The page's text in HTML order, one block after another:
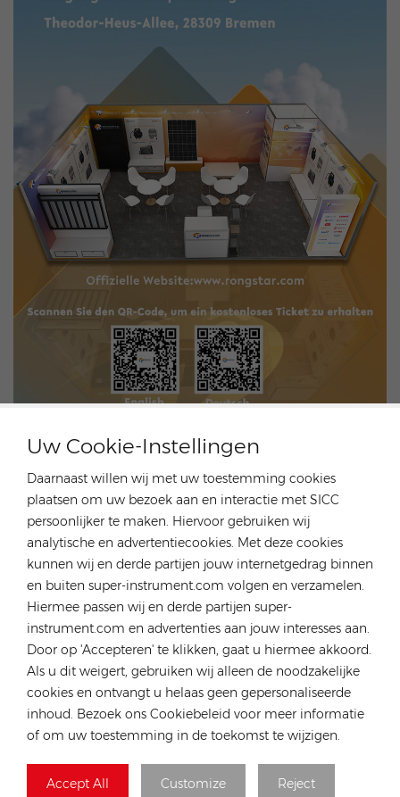
Uw Cookie-Instellingen
Daarnaast willen wij met uw toestemming cookies
plaatsen om uw bezoek aan en interactie met SICC
persoonlijker te maken. Hiervoor gebruiken wij
analytische en advertentiecookies. Met deze cookies
kunnen wij en derde partijen jouw internetgedrag binnen
en buiten super-instrument.com volgen en verzamelen.
Hiermee passen wij en derde partijen super-
instrument.com en advertenties aan jouw interesses aan.
Door op 'Accepteren' te klikken, gaat u hiermee akkoord.
Als u dit weigert, gebruiken wij alleen de noodzakelijke
cookies en ontvangt u helaas geen gepersonaliseerde
inhoud. Bezoek ons Cookiebeleid voor meer informatie
of om uw toestemming in de toekomst te wijzigen.
Accept All Customize Reject
Komt u ons bezoeken op de stand? F8.1 in hal 5?
Graag bieden wij u een gratis ticket aan via onze eigen
Solar Solutions Bremen-pagina:
https://en.solarsolutionsbremen.de/partner/RONGSTAR/
https://solarsolutionsbremen.de/partner/rongstar/